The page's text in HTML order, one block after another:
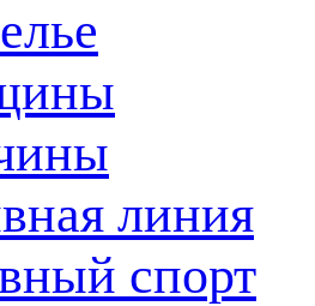
линия
спорт